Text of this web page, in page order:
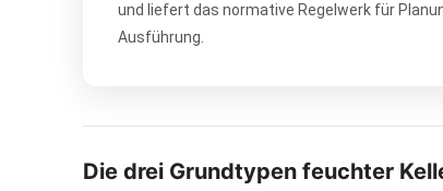
und liefert das normative Regelwerk für
Ausführung.
Die drei Grundtypen feuchter